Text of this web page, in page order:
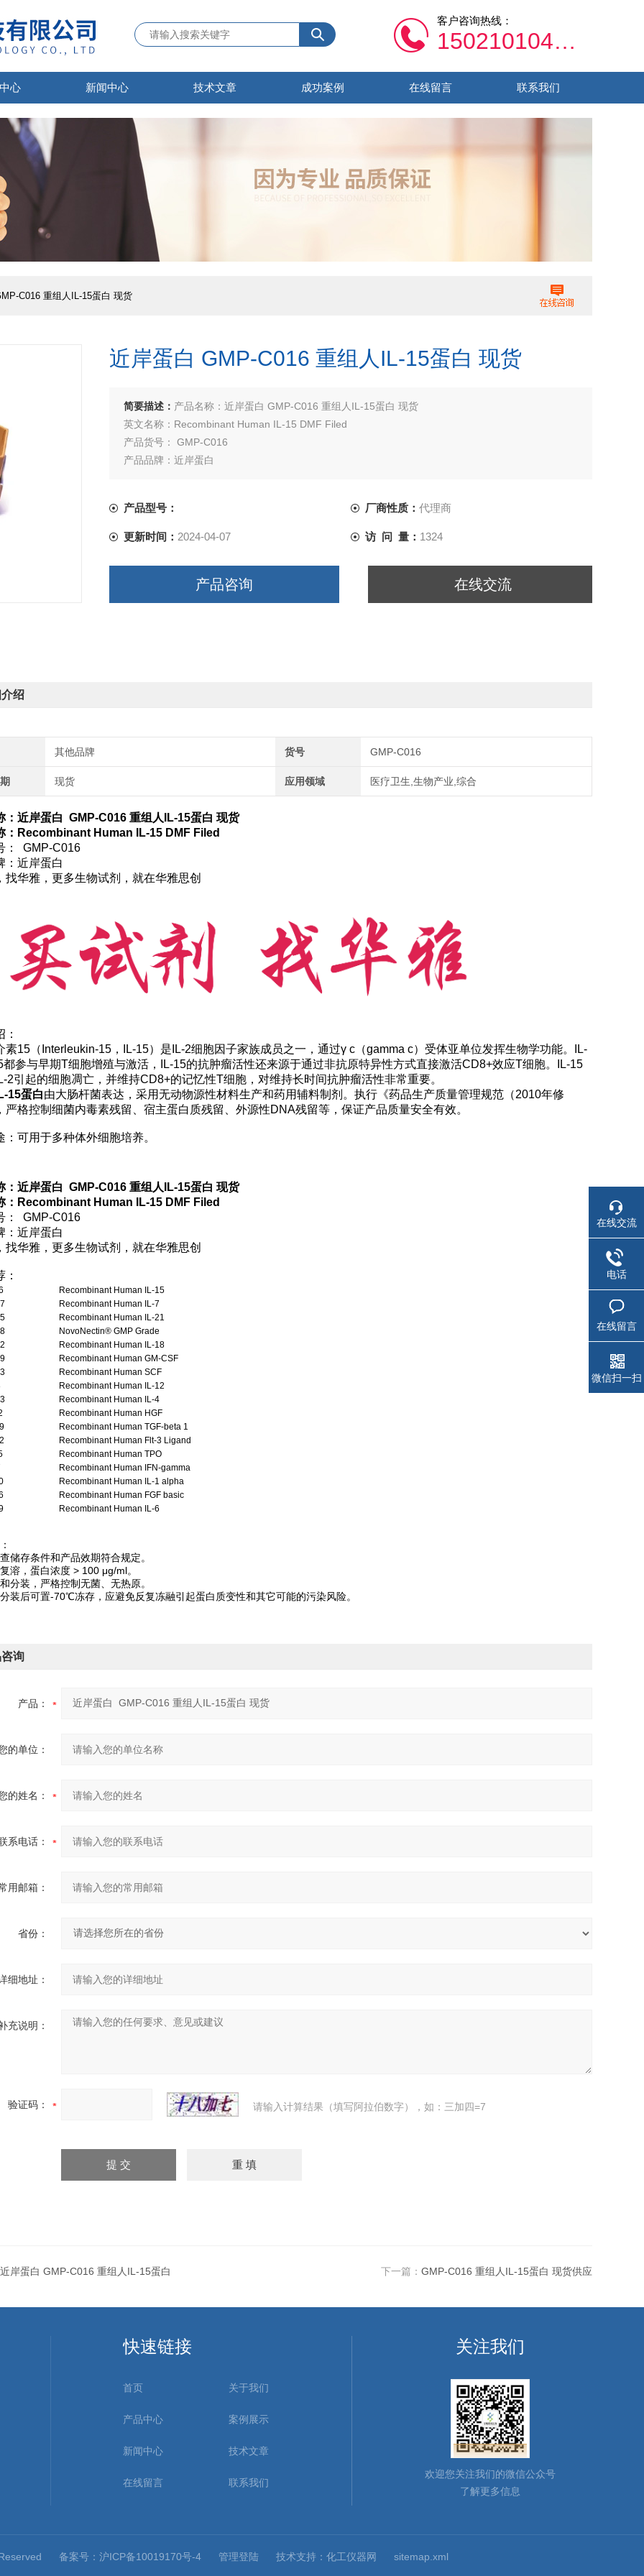
客户咨询热线：
15021010459
心 新闻中心 技术文章 成功案例 在线留言 联系我们
C016 重组人IL-15蛋白 现货
近岸蛋白 GMP-C016 重组人IL-15蛋白 现货
简要描述： 产品名称：近岸蛋白 GMP-C016 重组人IL-15蛋白 现货
英文名称：Recombinant Human IL-15 DMF Filed
产品货号： GMP-C016
产品品牌：近岸蛋白
产品型号： 厂商性质： 代理商
更新时间： 2024-04-07 访 问 量： 1324
产品咨询 在线交流
绍
其他品牌 货号 GMP-C016
现货 应用领域 医疗卫生,生物产业,综合
：近岸蛋白 GMP-C016 重组人IL-15蛋白 现货
：Recombinant Human IL-15 DMF Filed
： GMP-C016
：近岸蛋白
找华雅，更多生物试剂，就在华雅思创
素15（Interleukin-15，IL-15）是IL-2细胞因子家族成员之一，通过γ c（gamma c）受体亚单位发挥生物学功能。IL-
都参与早期T细胞增殖与激活，IL-15的抗肿瘤活性还来源于通过非抗原特异性方式直接激活CD8+效应T细胞。IL-15
2引起的细胞凋亡，并维持CD8+的记忆性T细胞，对维持长时间抗肿瘤活性非常重要。
15蛋白由大肠杆菌表达，采用无动物源性材料生产和药用辅料制剂。执行《药品生产质量管理规范（2010年修
严格控制细菌内毒素残留、宿主蛋白质残留、外源性DNA残留等，保证产品质量安全有效。
可用于多种体外细胞培养。
：近岸蛋白 GMP-C016 重组人IL-15蛋白 现货
：Recombinant Human IL-15 DMF Filed
： GMP-C016
：近岸蛋白
找华雅，更多生物试剂，就在华雅思创
Recombinant Human IL-15
Recombinant Human IL-7
Recombinant Human IL-21
NovoNectin® GMP Grade
Recombinant Human IL-18
Recombinant Human GM-CSF
Recombinant Human SCF
Recombinant Human IL-12
Recombinant Human IL-4
Recombinant Human HGF
Recombinant Human TGF-beta 1
Recombinant Human Flt-3 Ligand
Recombinant Human TPO
Recombinant Human IFN-gamma
Recombinant Human IL-1 alpha
Recombinant Human FGF basic
Recombinant Human IL-6
储存条件和产品效期符合规定。
溶，蛋白浓度 > 100 μg/ml。
分装，严格控制无菌、无热原。
装后可置-70℃冻存，应避免反复冻融引起蛋白质变性和其它可能的污染风险。
询
产品：
的单位：
的姓名：
系电话：
用邮箱：
省份：
细地址：
充说明：
验证码： 请输入计算结果（填写阿拉伯数字），如：三加四=7
近岸蛋白 GMP-C016 重组人IL-15蛋白 下一篇： GMP-C016 重组人IL-15蛋白 现货供应
快速链接
首页 关于我们
产品中心 案例展示
新闻中心 技术文章
在线留言 联系我们
关注我们
欢迎您关注我们的微信公众号
了解更多信息
Reserved 备案号：沪ICP备10019170号-4 管理登陆 技术支持： 化工仪器网 sitemap.xml
在线交流
电话
在线留言
微信扫一扫